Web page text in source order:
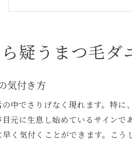
まつ毛ダニの症状を
セルフチェックでま
まつ毛ダニをセルフチェ
まつ毛ダニのセルフ
疑うまつ毛ダ
気付き方
中でさりげなく現れます。特
元に生息し始めているサイン
く気付くことができます。こ